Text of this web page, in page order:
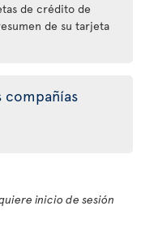
de crédito de
de su tarjeta
compañías
inicio de sesión